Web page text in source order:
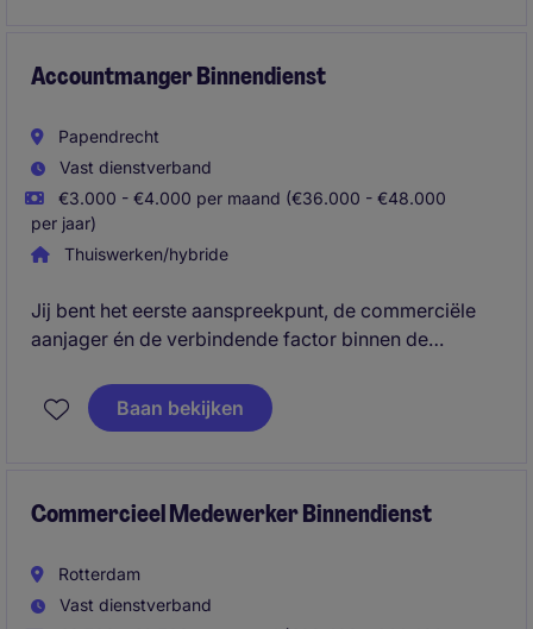
klantbeleving en een efficiënte dienstverlening.
Accountmanger Binnendienst
Papendrecht
Vast dienstverband
€3.000 - €4.000 per maand (€36.000 - €48.000
per jaar)
Thuiswerken/hybride
Jij bent het eerste aanspreekpunt, de commerciële
aanjager én de verbindende factor binnen de
zorg je voor tevreden klanten, signaleer je
commerciële kansen en werk je dagelijks samen met
ontdek meer!
Baan bekijken
Commercieel Medewerker Binnendienst
Rotterdam
Vast dienstverband